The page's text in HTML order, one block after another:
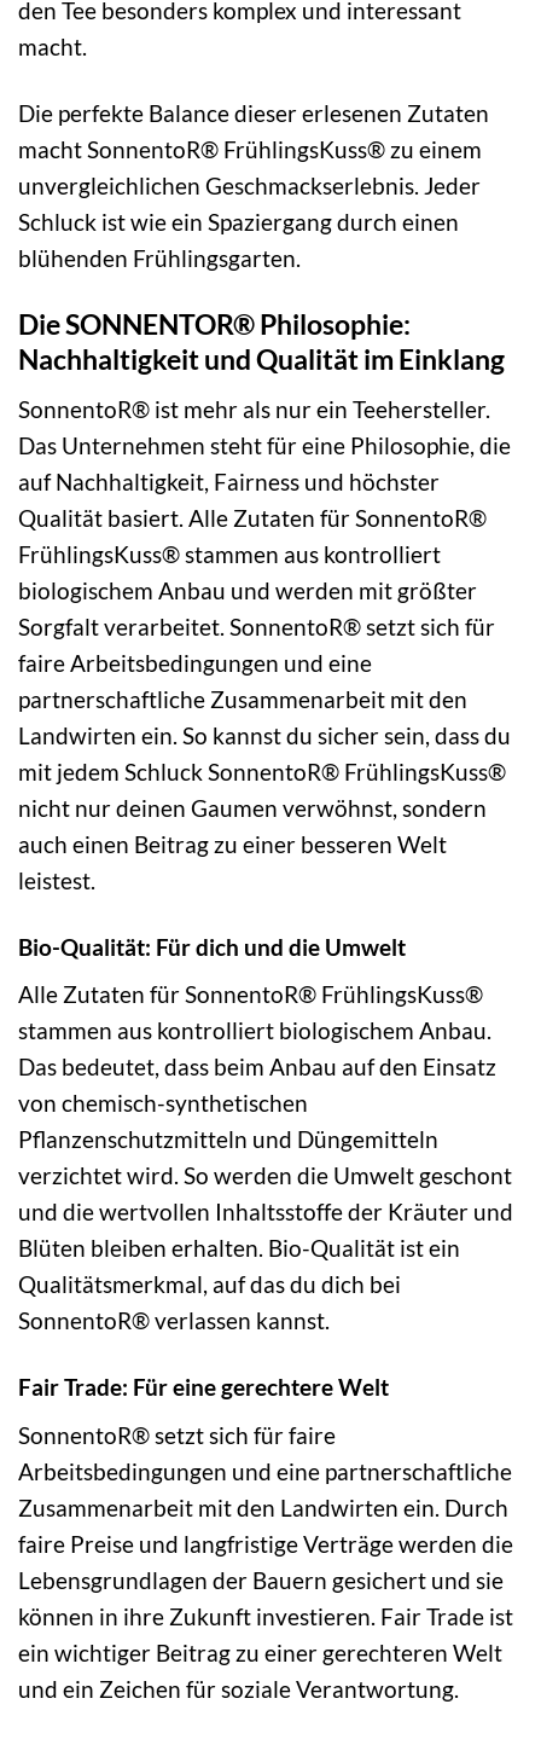
den Tee besonders komplex und interessant
macht.
Die perfekte Balance dieser erlesenen Zutaten
macht SonnentoR® FrühlingsKuss® zu einem
unvergleichlichen Geschmackserlebnis. Jeder
Schluck ist wie ein Spaziergang durch einen
blühenden Frühlingsgarten.
Die SONNENTOR® Philosophie:
Nachhaltigkeit und Qualität im Einklang
SonnentoR® ist mehr als nur ein Teehersteller.
Das Unternehmen steht für eine Philosophie, die
auf Nachhaltigkeit, Fairness und höchster
Qualität basiert. Alle Zutaten für SonnentoR®
FrühlingsKuss® stammen aus kontrolliert
biologischem Anbau und werden mit größter
Sorgfalt verarbeitet. SonnentoR® setzt sich für
faire Arbeitsbedingungen und eine
partnerschaftliche Zusammenarbeit mit den
Landwirten ein. So kannst du sicher sein, dass du
mit jedem Schluck SonnentoR® FrühlingsKuss®
nicht nur deinen Gaumen verwöhnst, sondern
auch einen Beitrag zu einer besseren Welt
leistest.
Bio-Qualität: Für dich und die Umwelt
Alle Zutaten für SonnentoR® FrühlingsKuss®
stammen aus kontrolliert biologischem Anbau.
Das bedeutet, dass beim Anbau auf den Einsatz
von chemisch-synthetischen
Pflanzenschutzmitteln und Düngemitteln
verzichtet wird. So werden die Umwelt geschont
und die wertvollen Inhaltsstoffe der Kräuter und
Blüten bleiben erhalten. Bio-Qualität ist ein
Qualitätsmerkmal, auf das du dich bei
SonnentoR® verlassen kannst.
Fair Trade: Für eine gerechtere Welt
SonnentoR® setzt sich für faire
Arbeitsbedingungen und eine partnerschaftliche
Zusammenarbeit mit den Landwirten ein. Durch
faire Preise und langfristige Verträge werden die
Lebensgrundlagen der Bauern gesichert und sie
können in ihre Zukunft investieren. Fair Trade ist
ein wichtiger Beitrag zu einer gerechteren Welt
und ein Zeichen für soziale Verantwortung.